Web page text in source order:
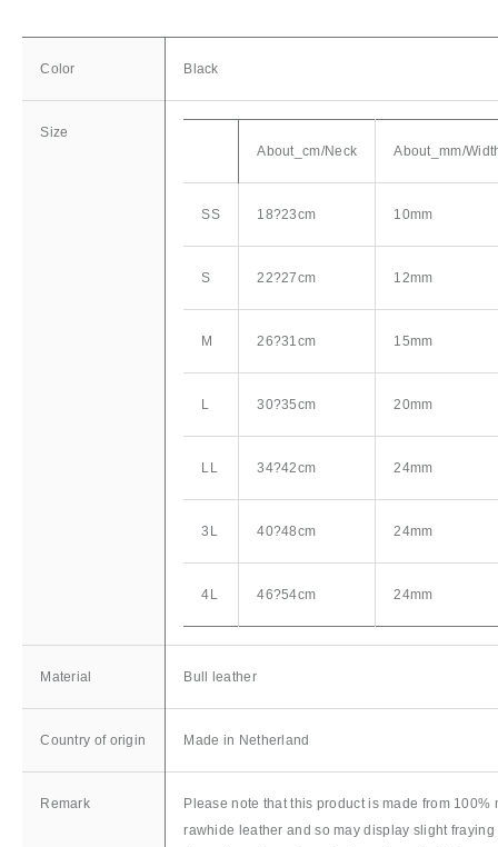
Color Black
Size
About_cm/Neck
About_mm/
SS 18?23cm 10mm
S 22?27cm 12mm
M 26?31cm 15mm
L 30?35cm 20mm
LL 34?42cm 24mm
3L 40?48cm 24mm
4L 46?54cm 24mm
Material Bull leather
Country of origin Made in Netherland
Remark
Please note that this product is made from 100%
rawhide leather and so may display slight